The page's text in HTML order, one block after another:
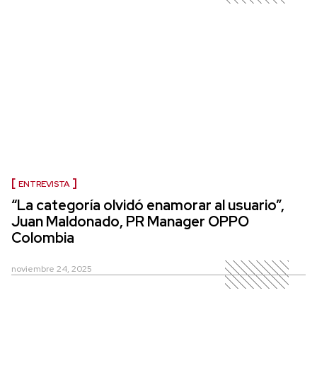
ENTREVISTA
“La categoría olvidó enamorar al usuario”,
Juan Maldonado, PR Manager OPPO
Colombia
noviembre 24, 2025